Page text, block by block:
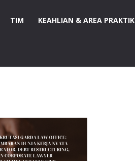
TIM KEAHLIAN & AREA PRAKTIK